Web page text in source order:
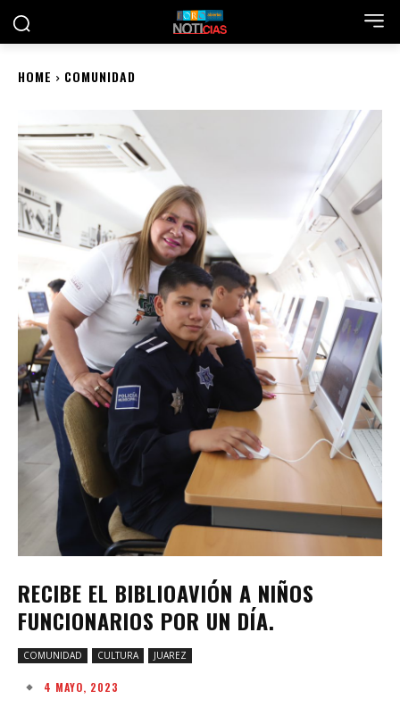
HOME COMUNIDAD
RECIBE EL BIBLIOAVIÓN A NIÑOS
FUNCIONARIOS POR UN DÍA.
COMUNIDAD CULTURA JUAREZ
4 MAYO, 2023